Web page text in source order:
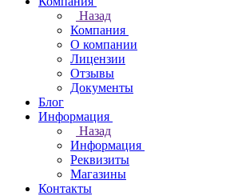
Назад
Компания
О компании
Лицензии
Отзывы
Документы
Блог
Информация
Назад
Информация
Реквизиты
Магазины
Контакты